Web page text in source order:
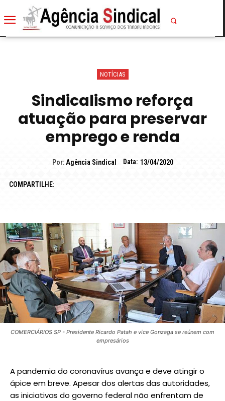
NOTÍCIAS
Sindicalismo reforça
atuação para preservar
emprego e renda
Por: Agência Sindical Data: 13/04/2020
COMPARTILHE:
COMERCIÁRIOS SP - Presidente Ricardo Patah e vice Gonzaga se reúnem com
empresários
A pandemia do coronavírus avança e deve atingir o
ápice em breve. Apesar dos alertas das autoridades,
as iniciativas do governo federal não enfrentam de